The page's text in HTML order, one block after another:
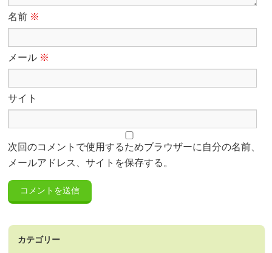
名前 ※
メール ※
サイト
次回のコメントで使用するためブラウザーに自分の名前、
メールアドレス、サイトを保存する。
カテゴリー